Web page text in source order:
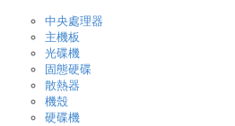
中央處理器
主機板
光碟機
固態硬碟
散熱器
機殼
硬碟機